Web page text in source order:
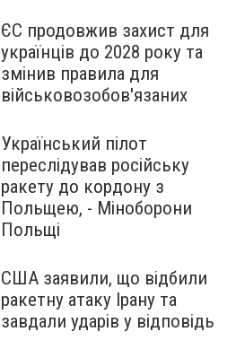
ЄС продовжив захист для
українців до 2028 року та
змінив правила для
військовозобов'язаних
Український пілот
переслідував російську
ракету до кордону з
Польщею, - Міноборони
Польщі
США заявили, що відбили
ракетну атаку Ірану та
завдали ударів у відповідь